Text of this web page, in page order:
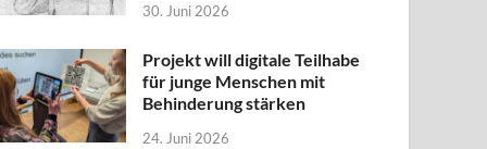
30. Juni 2026
Projekt will digitale Teilhabe
für junge Menschen mit
Behinderung stärken
24. Juni 2026